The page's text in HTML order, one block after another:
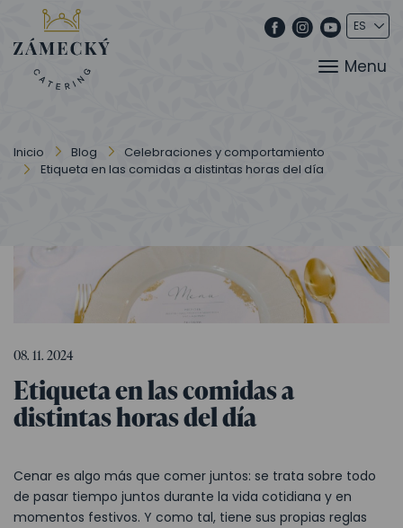
Menu
Inicio Blog
Celebraciones y comportamiento
Etiqueta en las comidas a distintas horas del día
08. 11. 2024
Etiqueta en las comidas a
distintas horas del día
Cenar es algo más que comer juntos: se trata sobre todo
de pasar tiempo juntos durante la vida cotidiana y en
momentos festivos. Y como tal, tiene sus propias reglas